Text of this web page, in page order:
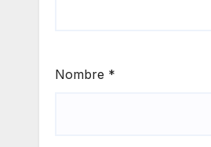
Nombre *